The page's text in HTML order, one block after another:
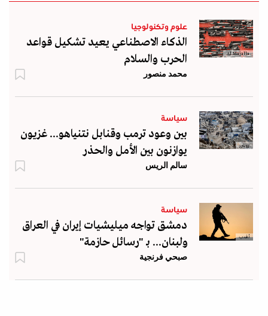
Al Majalla
علوم وتكنولوجيا
الذكاء الاصطناعي يعيد تشكيل قواعد
الحرب والسلام
محمد منصور
رويترز
سياسة
بين وعود ترمب وقنابل نتنياهو... غزيون
يوازنون بين الأمل والحذر
سالم الريس
أ.ف.ب
سياسة
دمشق تواجه ميليشيات إيران في العراق
ولبنان... بـ "رسائل حازمة"
صبحي فرنجية